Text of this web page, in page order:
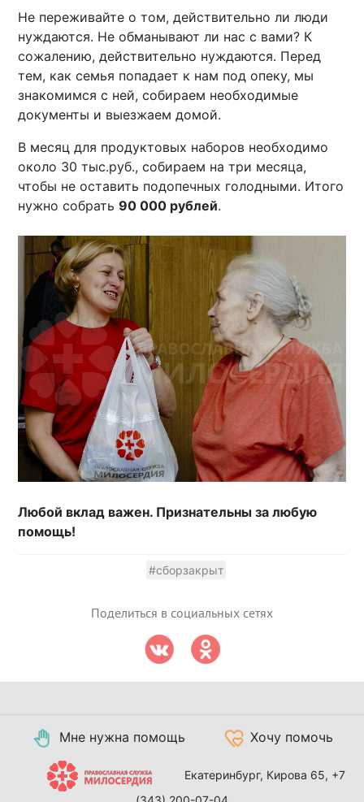
Не переживайте о том, действительно ли люди
нуждаются. Не обманывают ли нас с вами? К
сожалению, действительно нуждаются. Перед
тем, как семья попадает к нам под опеку, мы
знакомимся с ней, собираем необходимые
документы и выезжаем домой.
В месяц для продуктовых наборов необходимо
около 30 тыс.руб., собираем на три месяца,
чтобы не оставить подопечных голодными. Итого
нужно собрать90 000 рублей.
Любой вклад важен. Признательны за любую
помощь!
#сборзакрыт
Поделиться в социальных сетях
Мне нужна помощь Хочу помочь
Екатеринбург, Кирова 65, +7